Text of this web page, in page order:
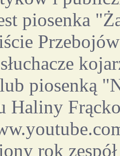
piosenka
piosenką
Haliny
rok